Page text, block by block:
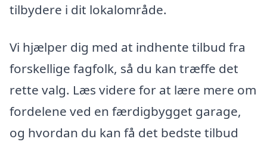
tilbydere i dit lokalområde.
Vi hjælper dig med at indhente tilbud fra
forskellige fagfolk, så du kan træffe det
rette valg. Læs videre for at lære mere om
fordelene ved en færdigbygget garage,
og hvordan du kan få det bedste tilbud